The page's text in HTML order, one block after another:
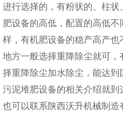
进行选择的，有粉状的、柱
肥设备的高低，配置的高低
样，有机肥设备的稳产高产
地方一般选择重降除尘就可
择重降除尘加水除尘，能达到
污泥堆肥设备的相关介绍就
也可以联系陕西沃升机械制造